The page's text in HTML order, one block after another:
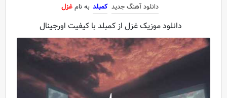
دانلود آهنگ جدید کمبلد به نام غزل
دانلود موزیک غزل از کمبلد با کیفیت اورجینال